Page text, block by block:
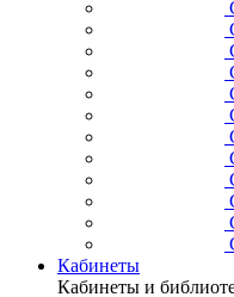
Кабинеты
Кабинеты и